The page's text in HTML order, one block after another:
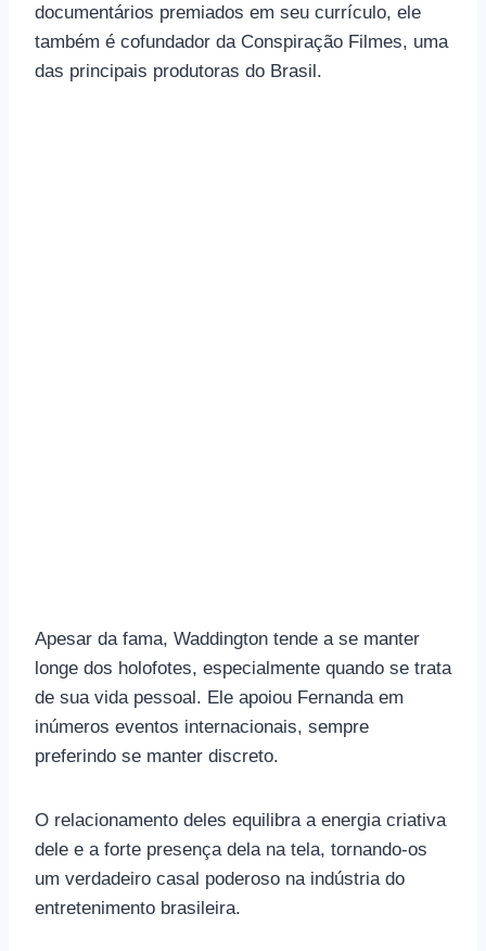
documentários premiados em seu currículo, ele
também é cofundador da Conspiração Filmes, uma
das principais produtoras do Brasil.
Apesar da fama, Waddington tende a se manter
longe dos holofotes, especialmente quando se trata
de sua vida pessoal. Ele apoiou Fernanda em
inúmeros eventos internacionais, sempre
preferindo se manter discreto.
O relacionamento deles equilibra a energia criativa
dele e a forte presença dela na tela, tornando-os
um verdadeiro casal poderoso na indústria do
entretenimento brasileira.